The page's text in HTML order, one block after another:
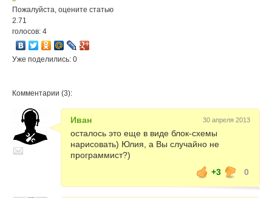
Пожалуйста, оцените статью
2.71
голосов: 4
Уже поделились: 0
Комментарии (3):
Иван 30 апреля 2013
осталось это еще в виде блок-схемы
нарисовать) Юлия, а Вы случайно не
программист?)
+3
0